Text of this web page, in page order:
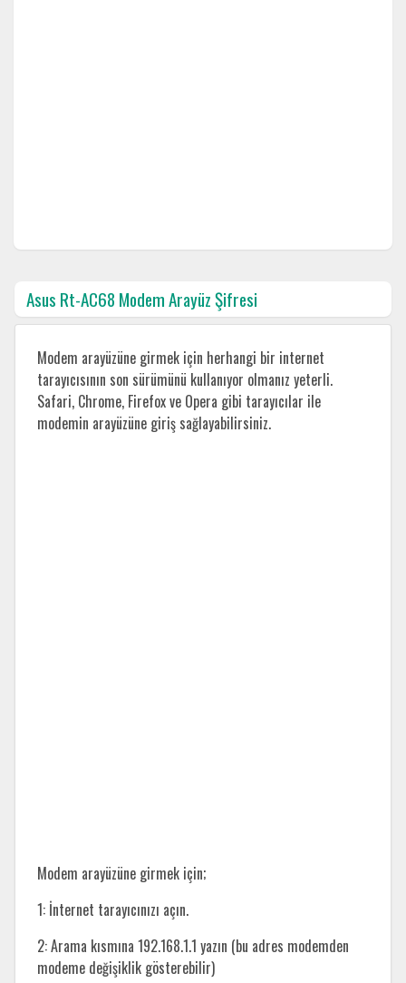
Asus Rt-AC68 Modem Arayüz Şifresi
Modem arayüzüne girmek için herhangi bir internet
tarayıcısının son sürümünü kullanıyor olmanız yeterli.
Safari, Chrome, Firefox ve Opera gibi tarayıcılar ile
modemin arayüzüne giriş sağlayabilirsiniz.
Modem arayüzüne girmek için;
1: İnternet tarayıcınızı açın.
2: Arama kısmına 192.168.1.1 yazın (bu adres modemden
modeme değişiklik gösterebilir)